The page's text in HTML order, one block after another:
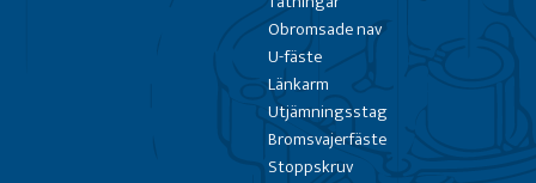
Obromsade nav
U-fäste
Länkarm
Utjämningsstag
Bromsvajerfäste
Stoppskruv